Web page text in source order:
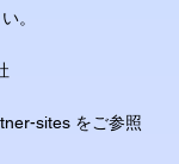
。
sites をご参照